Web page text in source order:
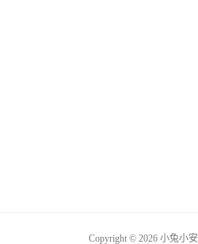
Copyright © 2026 小兔小